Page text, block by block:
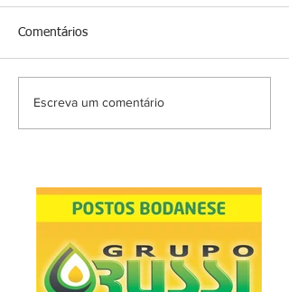
Comentários
Escreva um comentário